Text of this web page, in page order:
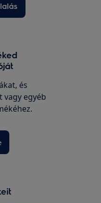
és
vagy egyéb